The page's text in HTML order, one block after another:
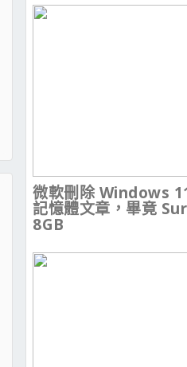
微軟刪除 Windows
記憶體文章，畢竟
8GB